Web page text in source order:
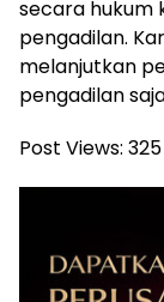
secara hukum
pengadilan.
melanjutkan
pengadilan
Post Views: 325